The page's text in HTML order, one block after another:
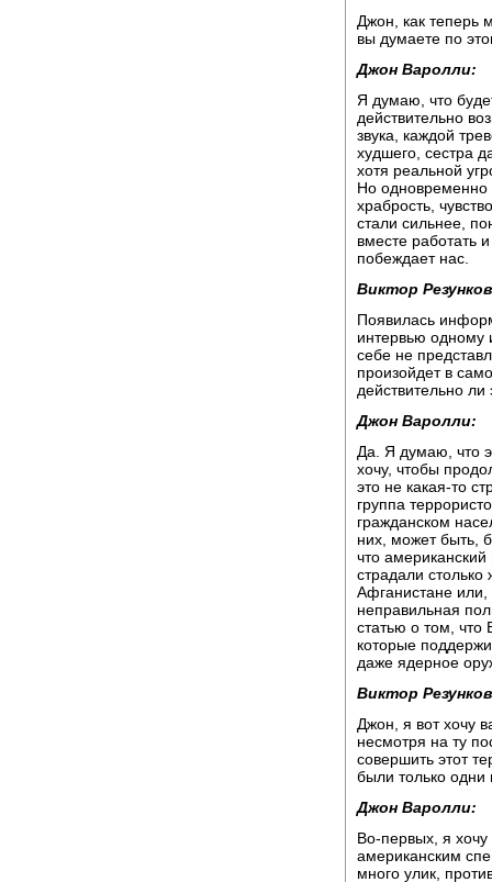
Джон, как теперь
вы думаете по
Джон Варолли:
Я думаю, что
действительно
звука, каждой
худшего, сестра
хотя реальной
Но одновременно
храбрость,
стали сильнее,
вместе работать
побеждает нас.
Виктор
Появилась
интервью одному
себе не
произойдет в
действительно
Джон Варолли:
Да. Я думаю, что
хочу, чтобы
это не какая-то
группа
гражданском
них, может быть,
что
страдали столько
Афганистане
неправильная
статью о том, что
которые
даже ядерное
Виктор
Джон, я вот хочу
несмотря на ту
совершить этот
были только одни
Джон Варолли:
Во-первых, я хочу
американским
много улик,